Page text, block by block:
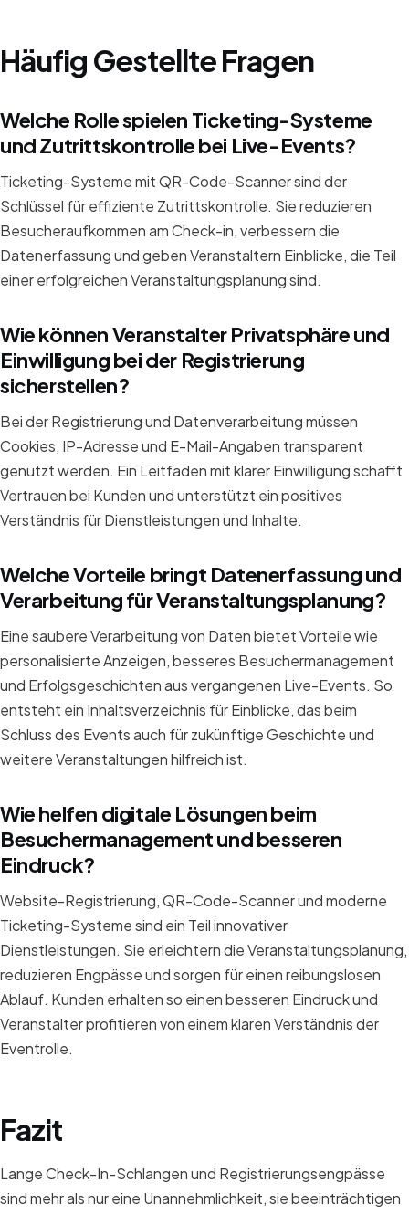
Häufig Gestellte Fragen
Welche Rolle spielen Ticketing-Systeme
und Zutrittskontrolle bei Live-Events?
Ticketing-Systeme mit QR-Code-Scanner sind der
Schlüssel für effiziente Zutrittskontrolle. Sie reduzieren
Besucheraufkommen am Check-in, verbessern die
Datenerfassung und geben Veranstaltern Einblicke, die Teil
einer erfolgreichen Veranstaltungsplanung sind.
Wie können Veranstalter Privatsphäre und
Einwilligung bei der Registrierung
sicherstellen?
Bei der Registrierung und Datenverarbeitung müssen
Cookies, IP-Adresse und E-Mail-Angaben transparent
genutzt werden. Ein Leitfaden mit klarer Einwilligung schafft
Vertrauen bei Kunden und unterstützt ein positives
Verständnis für Dienstleistungen und Inhalte.
Welche Vorteile bringt Datenerfassung und
Verarbeitung für Veranstaltungsplanung?
Eine saubere Verarbeitung von Daten bietet Vorteile wie
personalisierte Anzeigen, besseres Besuchermanagement
und Erfolgsgeschichten aus vergangenen Live-Events. So
entsteht ein Inhaltsverzeichnis für Einblicke, das beim
Schluss des Events auch für zukünftige Geschichte und
weitere Veranstaltungen hilfreich ist.
Wie helfen digitale Lösungen beim
Besuchermanagement und besseren
Eindruck?
Website-Registrierung, QR-Code-Scanner und moderne
Ticketing-Systeme sind ein Teil innovativer
Dienstleistungen. Sie erleichtern die Veranstaltungsplanung,
reduzieren Engpässe und sorgen für einen reibungslosen
Ablauf. Kunden erhalten so einen besseren Eindruck und
Veranstalter profitieren von einem klaren Verständnis der
Eventrolle.
Fazit
Lange Check-In-Schlangen und Registrierungsengpässe
sind mehr als nur eine Unannehmlichkeit, sie beeinträchtigen